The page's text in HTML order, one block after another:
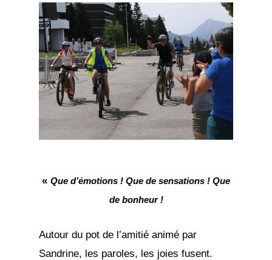
« Que d’émotions ! Que de sensations ! Que
de bonheur !
Autour du pot de l’amitié animé par
Sandrine, les paroles, les joies fusent.